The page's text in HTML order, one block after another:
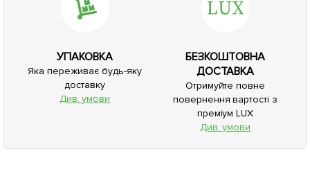
УПАКОВКА
Яка переживає будь-яку
доставку
Див. умови
БЕЗКОШТОВНА
ДОСТАВКА
Отримуйте повне
повернення вартості з
преміум LUX
Див. умови